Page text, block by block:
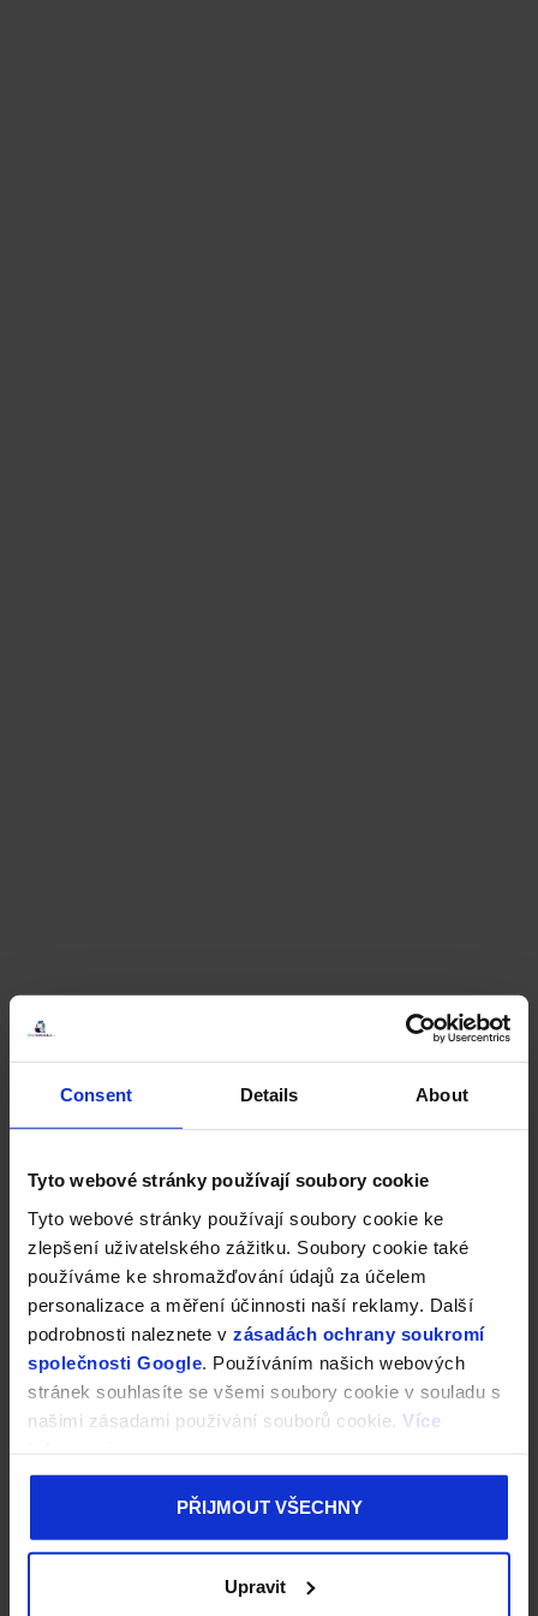
Consent Details About
Tyto webové stránky používají soubory cookie
Tyto webové stránky používají soubory cookie ke
zlepšení uživatelského zážitku. Soubory cookie také
používáme ke shromažďování údajů za účelem
personalizace a měření účinnosti naší reklamy. Další
podrobnosti naleznete v zásadách ochrany soukromí
společnosti Google . Používáním našich webových
stránek souhlasíte se všemi soubory cookie v souladu s
našimi zásadami používání souborů cookie. Více
PŘIJMOUT VŠECHNY
Upravit